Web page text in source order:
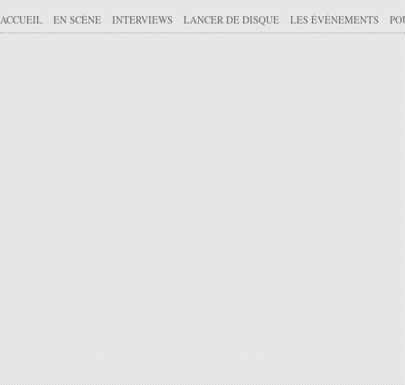
ACCUEIL EN SCÈNE INTERVIEWS LANCER DE DISQUE LES ÉVÉNEMENTS